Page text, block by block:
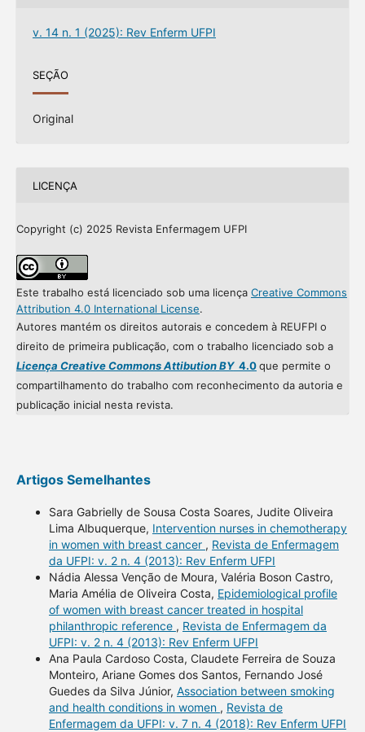
v. 14 n. 1 (2025): Rev Enferm UFPI
SEÇÃO
Original
LICENÇA
Copyright (c) 2025 Revista Enfermagem UFPI
Este trabalho está licenciado sob uma licença Creative Commons
Attribution 4.0 International License.
Autores mantém os direitos autorais e concedem à REUFPI o
direito de primeira publicação, com o trabalho licenciado sob a
Licença Creative Commons Attibution BY4.0que permite o
compartilhamento do trabalho com reconhecimento da autoria e
publicação inicial nesta revista.
Artigos Semelhantes
Sara Gabrielly de Sousa Costa Soares, Judite Oliveira
Lima Albuquerque, Intervention nurses in chemotherapy
in women with breast cancer , Revista de Enfermagem
da UFPI: v. 2 n. 4 (2013): Rev Enferm UFPI
Nádia Alessa Venção de Moura, Valéria Boson Castro,
Maria Amélia de Oliveira Costa, Epidemiological profile
of women with breast cancer treated in hospital
philanthropic reference , Revista de Enfermagem da
UFPI: v. 2 n. 4 (2013): Rev Enferm UFPI
Ana Paula Cardoso Costa, Claudete Ferreira de Souza
Monteiro, Ariane Gomes dos Santos, Fernando José
Guedes da Silva Júnior, Association between smoking
and health conditions in women , Revista de
Enfermagem da UFPI: v. 7 n. 4 (2018): Rev Enferm UFPI